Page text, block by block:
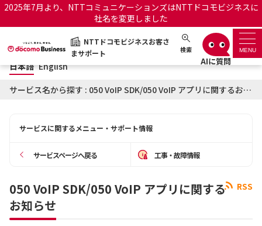
2025年7月より、NTTコミュニケーションズはNTTドコモビジネスに
社名を変更しました
NTTドコモビジネスお客さ
まサポート
検索 MENU
NTTドコモビジネスお客さまサポート 日本語 English
サポートトップ
OCNのお客さまはこちら
日本語 English
サービス名から探す : 050 VoIP SDK/050 VoIP アプリに関するお知らせ
サービスに関するメニュー・サポート情報
サービスページへ戻る 工事・故障情報
RSS
050 VoIP SDK/050 VoIP アプリに関する
お知らせ